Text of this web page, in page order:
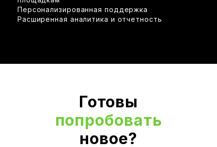
Персонализированная поддержка
Расширенная аналитика и отчетность
Готовы
попробовать
новое?